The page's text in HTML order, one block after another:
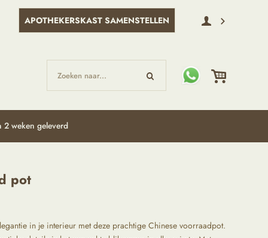
APOTHEKERSKAST SAMENSTELLEN
Zoeken naar...
weken geleverd
pot
in je interieur met deze prachtige Chinese voorraadpot.